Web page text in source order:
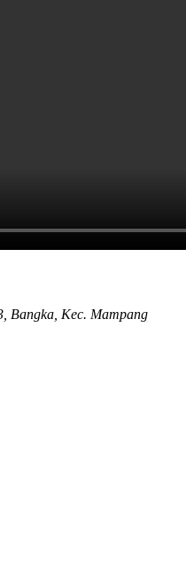
Bangka, Kec. Mampang